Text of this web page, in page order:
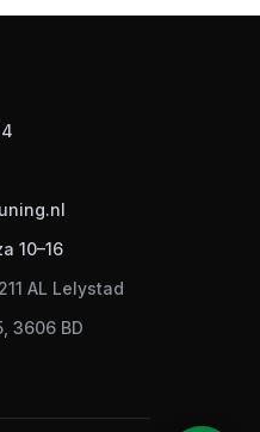
10–16
AL Lelystad
3606 BD